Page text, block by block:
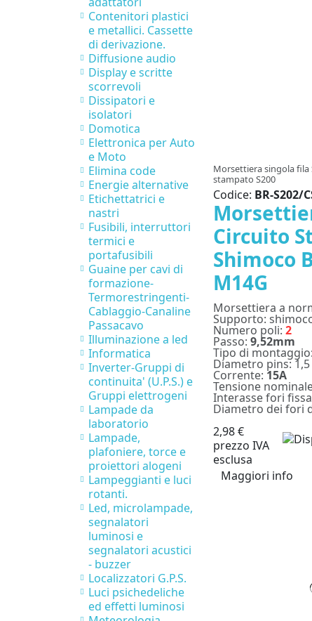
Morsettiera singola fila
stampato S200
Codice: BR-S202/
Circuito
Shimoco
M14G
Morsettiera a
Supporto:
Numero poli: 2
Passo: 9,52mm
Tipo di
Diametro pins:
Corrente: 15A
Tensione
Interasse fori
Diametro dei fori
2,98 €
prezzo IVA
esclusa
Maggiori info
Contenitori plastici
e metallici. Cassette
di derivazione.
Diffusione audio
Display e scritte
scorrevoli
Dissipatori e
isolatori
Domotica
Elettronica per Auto
e Moto
Elimina code
Energie alternative
Etichettatrici e
nastri
Fusibili, interruttori
termici e
portafusibili
Guaine per cavi di
formazione-
Termorestringenti-
Cablaggio-Canaline
Passacavo
Illuminazione a led
Informatica
Inverter-Gruppi di
continuita' (U.P.S.) e
Gruppi elettrogeni
Lampade da
laboratorio
Lampade,
plafoniere, torce e
proiettori alogeni
Lampeggianti e luci
rotanti.
Led, microlampade,
segnalatori
luminosi e
segnalatori acustici
- buzzer
Localizzatori G.P.S.
Luci psichedeliche
ed effetti luminosi